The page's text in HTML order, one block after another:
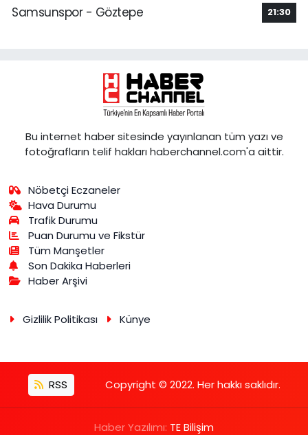
Samsunspor - Göztepe
21:30
Bu internet haber sitesinde yayınlanan tüm yazı ve
fotoğrafların telif hakları haberchannel.com'a aittir.
Nöbetçi Eczaneler
Hava Durumu
Trafik Durumu
Puan Durumu ve Fikstür
Tüm Manşetler
Son Dakika Haberleri
Haber Arşivi
Gizlilik Politikası Künye
RSS Copyright © 2022. Her hakkı saklıdır.
Haber Yazılımı: TE Bilişim